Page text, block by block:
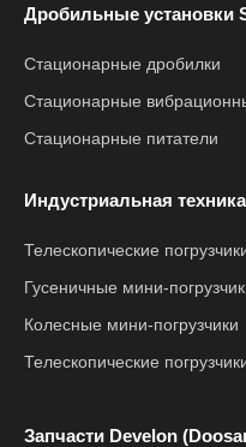
Дробильные установки
Стационарные дробилки
Стационарные
Стационарные питатели
Индустриальная техника
Телескопические
Гусеничные мини-
Колесные мини-погрузчики
Телескопические
Запчасти Develon